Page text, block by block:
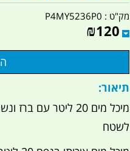
מק"ט : P4MY5236P0
₪120
תיאור:
מיכל מים 20 ליטר עם
לשטח